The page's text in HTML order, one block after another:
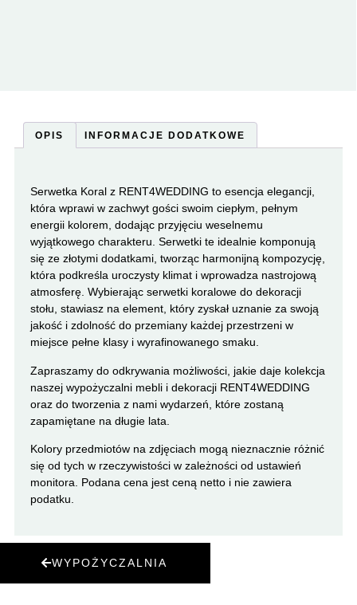
OPIS INFORMACJE DODATKOWE
Serwetka Koral z RENT4WEDDING to esencja elegancji,
która wprawi w zachwyt gości swoim ciepłym, pełnym
energii kolorem, dodając przyjęciu weselnemu
wyjątkowego charakteru. Serwetki te idealnie komponują
się ze złotymi dodatkami, tworząc harmonijną kompozycję,
która podkreśla uroczysty klimat i wprowadza nastrojową
atmosferę. Wybierając serwetki koralowe do dekoracji
stołu, stawiasz na element, który zyskał uznanie za swoją
jakość i zdolność do przemiany każdej przestrzeni w
miejsce pełne klasy i wyrafinowanego smaku.
Zapraszamy do odkrywania możliwości, jakie daje kolekcja
naszej wypożyczalni mebli i dekoracji RENT4WEDDING
oraz do tworzenia z nami wydarzeń, które zostaną
zapamiętane na długie lata.
Kolory przedmiotów na zdjęciach mogą nieznacznie różnić
się od tych w rzeczywistości w zależności od ustawień
monitora. Podana cena jest ceną netto i nie zawiera
podatku.
WYPOŻYCZALNIA